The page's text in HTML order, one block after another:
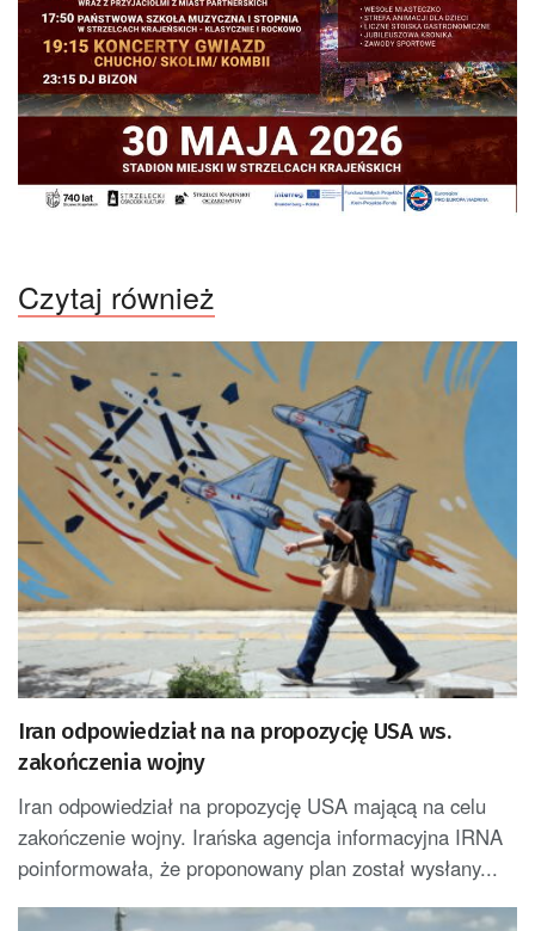
Czytaj również
Iran odpowiedział na na propozycję USA ws.
zakończenia wojny
Iran odpowiedział na propozycję USA mającą na celu
zakończenie wojny. Irańska agencja informacyjna IRNA
poinformowała, że proponowany plan został wysłany...